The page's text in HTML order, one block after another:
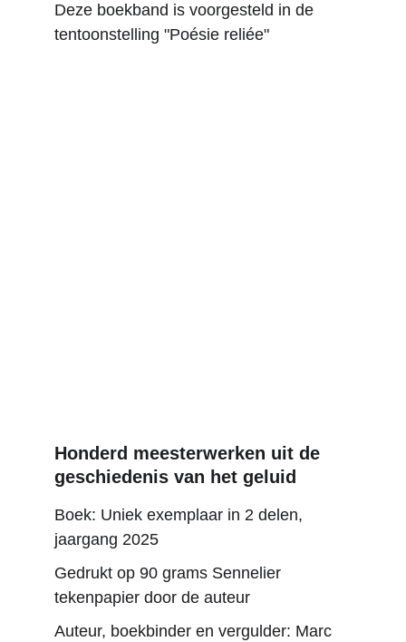
Deze boekband is voorgesteld in de
tentoonstelling "Poésie reliée"
Honderd meesterwerken uit de
geschiedenis van het geluid
Boek: Uniek exemplaar in 2 delen,
jaargang 2025
Gedrukt op 90 grams Sennelier
tekenpapier door de auteur
Auteur, boekbinder en vergulder: Marc